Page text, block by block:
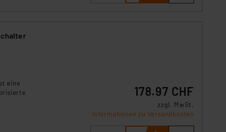
der Europäischen
Art der übermittelten
eine
178.97 CHF
zzgl. MwSt.
Informationen zu Versandkosten